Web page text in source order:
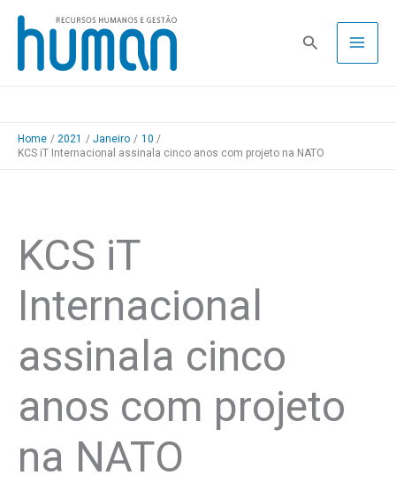
Skip
content
Pesquisa
Home 2021 Janeiro
10
KCS iT Internacional assinala cinco anos com projeto na NATO
KCS iT
Internacional
assinala cinco
anos com projeto
na NATO